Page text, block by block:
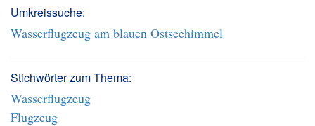
Umkreissuche:
Wasserflugzeug am blauen Ostseehimmel
Stichwörter zum Thema:
Wasserflugzeug
Flugzeug